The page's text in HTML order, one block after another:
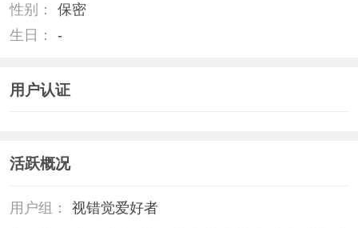
性别：
保密
生日：
-
用户认证
活跃概况
用户组： 视错觉爱好者